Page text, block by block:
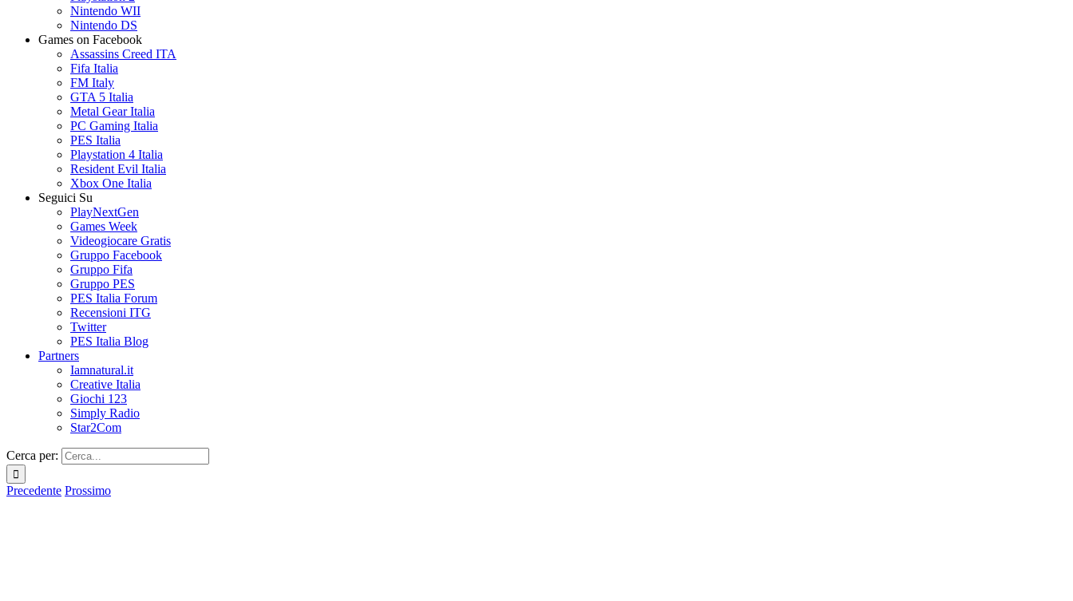
Nintendo WII
Nintendo DS
Games on Facebook
Assassins Creed ITA
Fifa Italia
FM Italy
GTA 5 Italia
Metal Gear Italia
PC Gaming Italia
PES Italia
Playstation 4 Italia
Resident Evil Italia
Xbox One Italia
Seguici Su
PlayNextGen
Games Week
Videogiocare Gratis
Gruppo Facebook
Gruppo Fifa
Gruppo PES
PES Italia Forum
Recensioni ITG
Twitter
PES Italia Blog
Partners
Iamnatural.it
Creative Italia
Giochi 123
Simply Radio
Star2Com
Cerca per:
Precedente Prossimo